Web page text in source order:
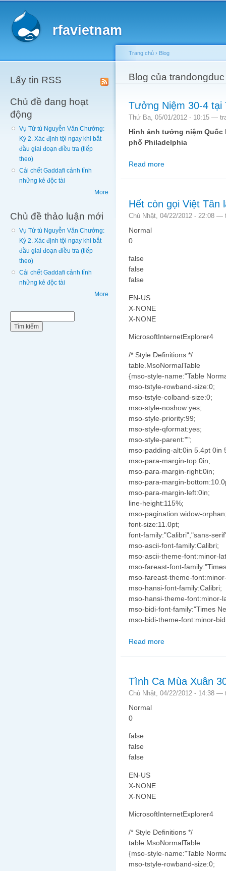
rfavietnam
Lấy tin RSS
Chủ đề đang hoạt
động
Vụ Tử tù Nguyễn Văn Chưởng:
Kỳ 2. Xác định tội ngay khi bắt
đầu giai đoạn điều tra (tiếp
theo)
Cái chết Gaddafi cảnh tỉnh
những kẻ độc tài
More
Chủ đề thảo luận mới
Vụ Tử tù Nguyễn Văn Chưởng:
Kỳ 2. Xác định tội ngay khi bắt
đầu giai đoạn điều tra (tiếp
theo)
Cái chết Gaddafi cảnh tỉnh
những kẻ độc tài
More
You are here
Trang chủ › Blog
Blog của trandongduc
Tưởng Niệm 30-4 tại
Thứ Ba, 05/01/2012 - 10:15 —
Hình ảnh tưởng niệm Quốc
phố Philadelphia
Read more
Hết còn gọi Việt Tân
Chủ Nhật, 04/22/2012 - 22:08 —
Normal
0
false
false
false
EN-US
X-NONE
X-NONE
MicrosoftInternetExplorer4
/* Style Definitions */
table.MsoNormalTable
{mso-style-name:"Table
mso-tstyle-rowband-size:0;
mso-tstyle-colband-size:0;
mso-style-noshow:yes;
mso-style-priority:99;
mso-style-qformat:yes;
mso-style-parent:"";
mso-padding-alt:0in 5.4pt 0in
mso-para-margin-top:0in;
mso-para-margin-right:0in;
mso-para-margin-
mso-para-margin-left:0in;
line-height:115%;
mso-pagination:widow-
font-size:11.0pt;
font-family:"Calibri","sans-
mso-ascii-font-family:Calibri;
mso-ascii-theme-font:minor-
mso-fareast-font-
mso-fareast-theme-
mso-hansi-font-family:Calibri;
mso-hansi-theme-font:minor-
mso-bidi-font-family:"Times
mso-bidi-theme-font:minor-
Read more
Tình Ca Mùa Xuân
Chủ Nhật, 04/22/2012 - 14:38 —
Normal
0
false
false
false
EN-US
X-NONE
X-NONE
MicrosoftInternetExplorer4
/* Style Definitions */
table.MsoNormalTable
{mso-style-name:"Table
mso-tstyle-rowband-size:0;